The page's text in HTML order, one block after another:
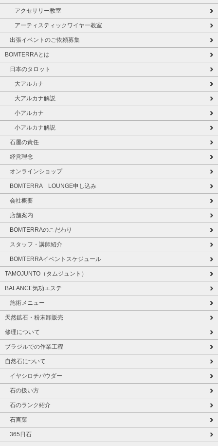
アクセサリー教室
アーティスティックワイヤー教室
出張イベントのご依頼募集
BOMTERRAとは
日本のタロット
大アルカナ
大アルカナ解説
小アルカナ
小アルカナ解説
石屋の責任
経営理念
オンラインショップ
BOMTERRA LOUNGE申し込み
会社概要
店舗案内
BOMTERRAのこだわり
スタッフ・講師紹介
BOMTERRAイベントスケジュール
TAMOJUNTO（タムジュント）
BALANCE気功エステ
施術メニュー
天然鉱石・粉末卸販売
修理について
ブラジルでの作業工程
自然石について
イヤシロチパウダー
石の扱い方
石のランク紹介
石言葉
365日石